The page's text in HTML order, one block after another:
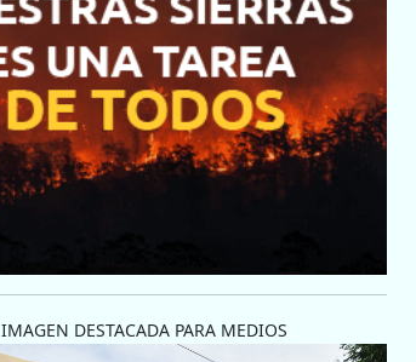
IMAGEN DESTACADA PARA MEDIOS